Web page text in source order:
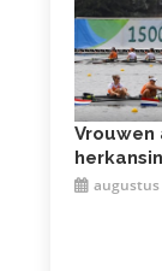
Vrouwen
augustus